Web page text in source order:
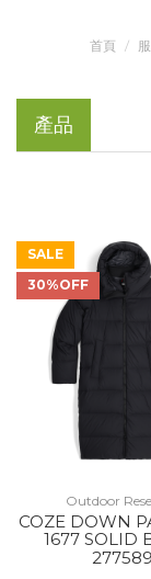
首頁
產品
SALE
30%OFF
Outdoor
COZE DOWN
1677 SOLID
277589